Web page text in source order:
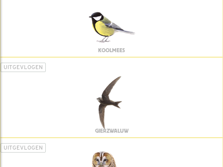
KOOLMEES
UITGEVLOGEN
GIERZWALUW
UITGEVLOGEN